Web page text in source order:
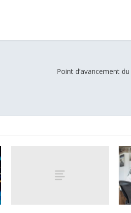
Point d’avancement